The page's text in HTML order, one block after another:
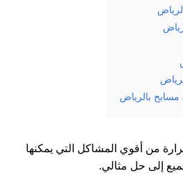
بالرياض
من أقوي المشاكل التي يمكنها
إلى حل مثالي.